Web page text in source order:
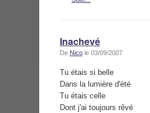
Inachevé
De Nico le 03/09/2007
Tu étais si belle
Dans la lumière d'été
Tu étais celle
Dont j'ai toujours rêvé